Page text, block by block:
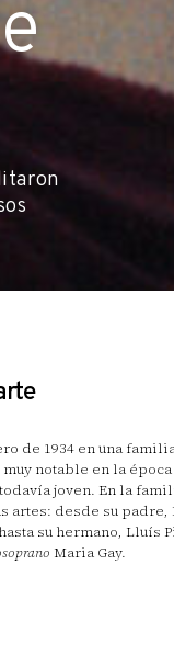
de 1934 en una
notable en la
joven. En la
artes: desde su padre,
su hermano, Lluís
Maria Gay.
profesor de dibujo a
a Dalí. En 1955